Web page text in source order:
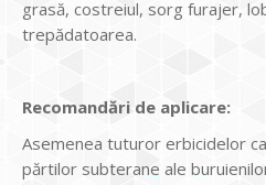
grasă, costreiul, sorg furajer,
trepădatoarea.
Recomandări de aplicare:
Asemenea tuturor erbicidelor
părtilor subterane ale